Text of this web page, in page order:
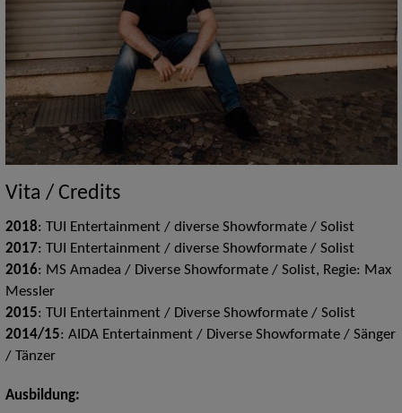
Vita / Credits
2018: TUI Entertainment / diverse Showformate / Solist
2017: TUI Entertainment / diverse Showformate / Solist
2016: MS Amadea / Diverse Showformate / Solist, Regie: Max
Messler
2015: TUI Entertainment / Diverse Showformate / Solist
2014/15: AIDA Entertainment / Diverse Showformate / Sänger
/ Tänzer
Ausbildung: